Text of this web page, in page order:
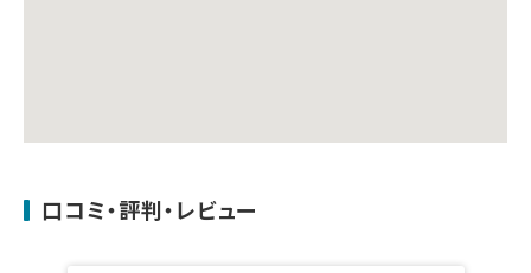
口コミ・評判・レビュー